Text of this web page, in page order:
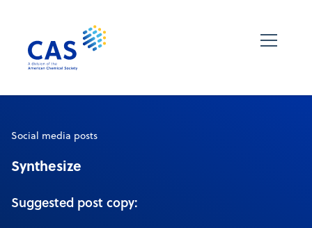
Social media posts
Synthesize
Suggested post copy: